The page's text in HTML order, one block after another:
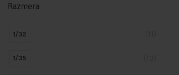
Razmera
1/32
1/35